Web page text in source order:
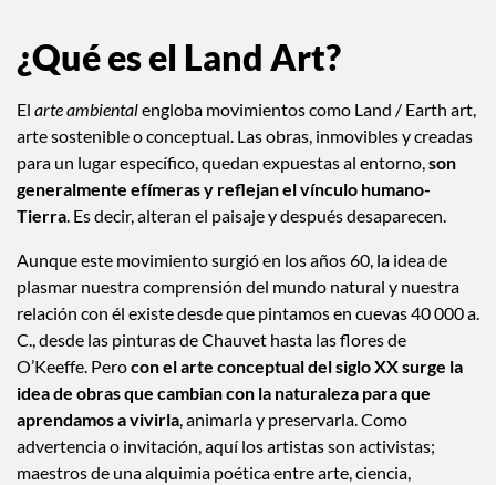
¿Qué es el Land Art?
El arte ambientalengloba movimientos como Land / Earth art,
arte sostenible o conceptual. Las obras, inmovibles y creadas
para un lugar específico, quedan expuestas al entorno,son
generalmente efímeras y reflejan el vínculo humano-
Tierra. Es decir, alteran el paisaje y después desaparecen.
Aunque este movimiento surgió en los años 60, la idea de
plasmar nuestra comprensión del mundo natural y nuestra
relación con él existe desde que pintamos en cuevas 40 000 a.
C., desde las pinturas de Chauvet hasta las flores de
O’Keeffe. Perocon el arte conceptual del siglo XX surge la
idea de obras que cambian con la naturaleza para que
aprendamos a vivirla, animarla y preservarla. Como
advertencia o invitación, aquí los artistas son activistas;
maestros de una alquimia poética entre arte, ciencia,